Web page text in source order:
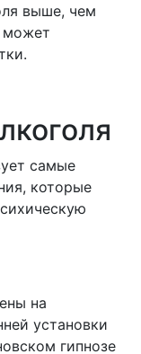
выше, чем
может
самые
которые
на
установки
гипнозе